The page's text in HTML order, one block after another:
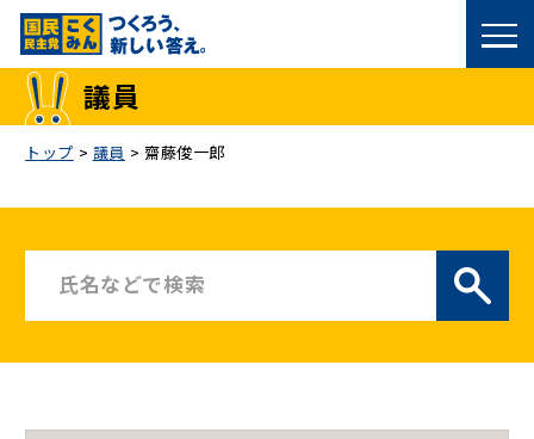
国民民主党トップ
議員
トップ > 議員 > 齋藤俊一郎